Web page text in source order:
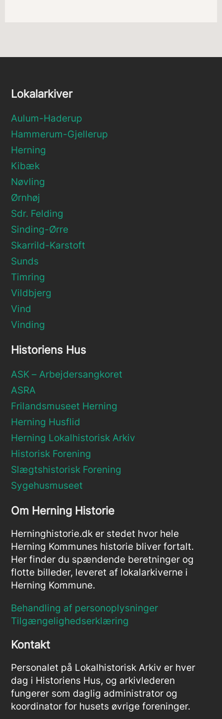
Lokalarkiver
Aulum-Haderup
Hammerum-Gjellerup
Herning
Kibæk
Nøvling
Ørnhøj
Sdr. Felding
Sinding-Ørre
Skarrild-Karstoft
Sunds
Timring
Vildbjerg
Vind
Vinding
Historiens Hus
ASK – Arbejdersangkoret
ASRA
Frilandsmuseet Herning
Herning Husflid
Herning Lokalhistorisk Arkiv
Historisk Forening
Slægtshistorisk Forening
Sygehusmuseet
Om Herning Historie
Herninghistorie.dk er stedet hvor hele
Herning Kommunes historie bliver fortalt.
Her finder du spændende beretninger og
flotte billeder, leveret af lokalarkiverne i
Herning Kommune.
Behandling af personoplysninger
Tilgængelighedserklæring
Kontakt
Personalet på Lokalhistorisk Arkiv er hver
dag i Historiens Hus, og arkivlederen
fungerer som daglig administrator og
koordinator for husets øvrige foreninger.